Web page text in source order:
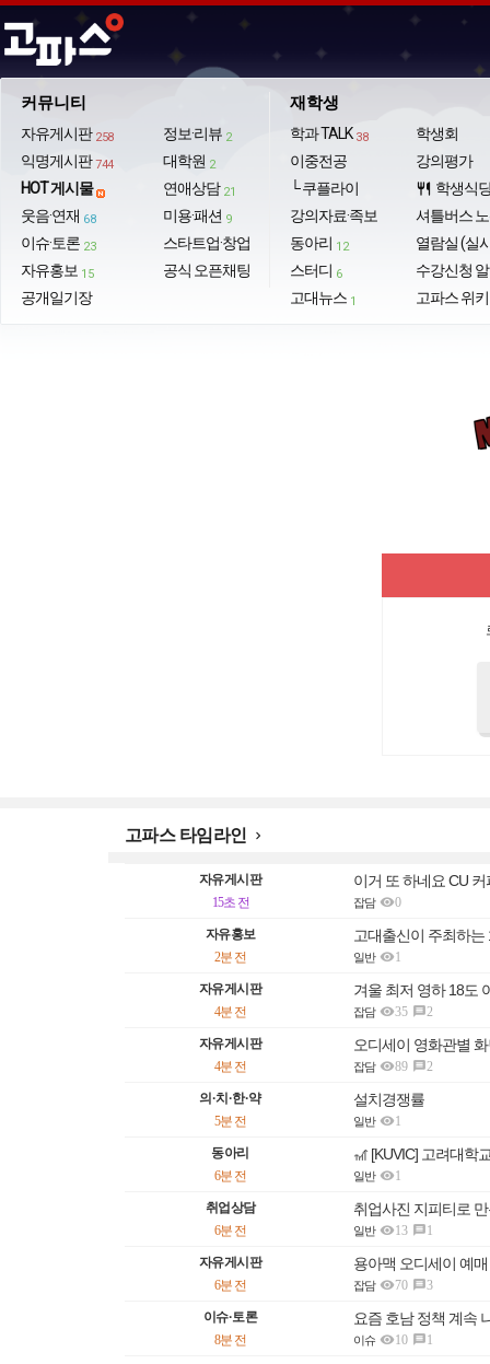
커뮤니티
자유게시판 258
익명게시판 744
HOT 게시물
웃음·연재 68
이슈·토론 23
자유홍보 15
공개일기장
정보·리뷰 2
대학원 2
연애상담 21
미용·패션 9
스타트업·창업
공식 오픈채팅
재학생
학과 TALK 38
이중전공
└ 쿠플라이
강의자료·족보
동아리 12
스터디 6
고대뉴스 1
학생회
강의평가
restaurant 학생식
셔틀버스
열람실 (실
수강신청
고파스 위키
고파스 타임라인 
자유게시판 이거 또 하네요 CU
15초 전 잡담 0
자유홍보 고대출신이 주최하는
2분 전 일반 1
자유게시판 겨울 최저 영하 18도
4분 전 잡담 35 2
자유게시판 오디세이 영화관별
4분 전 잡담 89 2
의·치·한·약 설치경쟁률
5분 전 일반 1
동아리 🎢 [KUVIC] 고려대학
6분 전 일반 1
취업상담 취업사진 지피티로
6분 전 일반 13 1
자유게시판 용아맥 오디세이 예
6분 전 잡담 70 3
이슈·토론 요즘 호남 정책 계속
8분 전 이슈 10 1